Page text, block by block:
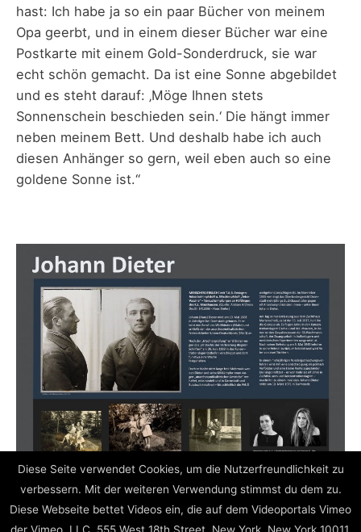
hast: Ich habe ja so ein paar Bücher von meinem
Opa geerbt, und in einem dieser Bücher war eine
Postkarte mit einem Gold-Sonderdruck, sie war
echt schön gemacht. Da ist eine Sonne abgebildet
und es steht darauf: ‚Möge Ihnen stets
Sonnenschein beschieden sein.‘ Die hängt immer
neben meinem Bett. Und deshalb habe ich auch
diesen Anhänger so gern, weil eben auch so eine
goldene Sonne ist.“
←zurück weiter→
Diese Seite verwendet Cookies, um die Nutzerfreundlichkeit zu
verbessern. Mit der weiteren Verwendung stimmst du dem zu.
Diese Webseite bettet Videos ein, die auf dem Videoportals Vimeo